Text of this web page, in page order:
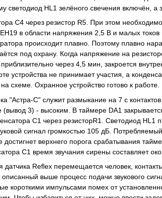
светодиод HL1 зелёного свечения включён, а
С4 через резистор R5. При этом
в области напряжения 2,5 В и малых
происходит плавно. Поэтому плавно
под охрану. Когда напряжение на
через 4,5 мин, закроется
устройства не принимает участия, а
схеме. Охранное устройство готово к работе.
"Астра-С" служит размыкание на 7 с
3) - высоким. В таймере DA1
С1 через резисторR1. Светодиод HL1
сигнал громкостью 105 дБ.
верхнего порога срабатывания
С1 время звучания сирены составляет
датчика Reflex перемещается человек,
выше процесс подачи звукового
короткими импульсами помех от